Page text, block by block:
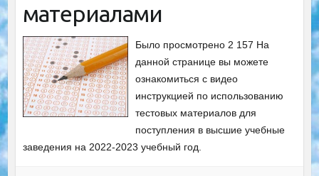
материалами
Было просмотрено 2 157 На
данной странице вы можете
ознакомиться с видео
инструкцией по использованию
тестовых материалов для
поступления в высшие учебные
заведения на 2022-2023 учебный год.